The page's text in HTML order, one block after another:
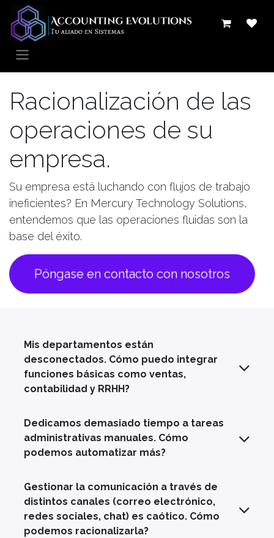
Ir al contenido
Racionalización de las
operaciones de su
empresa.
Su empresa está luchando con flujos de trabajo
ineficientes? En Mercury Technology Solutions,
entendemos que las operaciones fluidas son la
base del éxito.
Póngase en contacto con nosotros
Mis departamentos están
desconectados. Cómo puedo integrar
funciones básicas como ventas,
contabilidad y RRHH?
Dedicamos demasiado tiempo a tareas
administrativas manuales. Cómo
podemos automatizar más?
Gestionar la comunicación a través de
distintos canales (correo electrónico,
redes sociales, chat) es caótico. Cómo
podemos racionalizarla?